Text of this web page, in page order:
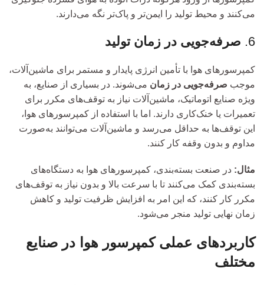
می‌کنند و محیط تولید را ایمن‌تر و پاک‌تر نگه می‌دارند.
6. صرفه‌جویی در زمان تولید
کمپرسورهای هوا با تأمین انرژی پایدار و مستمر برای ماشین‌آلات،
موجب صرفه‌جویی در زمان می‌شوند. در بسیاری از صنایع، به
ویژه صنایع اتوماتیک، ماشین‌آلات نیاز به توقف‌های مکرر برای
تعمیرات یا خنک‌کاری دارند. اما با استفاده از کمپرسورهای هوا،
این توقف‌ها به حداقل می‌رسد و ماشین‌آلات می‌توانند به‌صورت
مداوم و بدون وقفه کار کنند.
مثال: در صنعت بسته‌بندی، کمپرسورهای هوا به دستگاه‌های
بسته‌بندی کمک می‌کنند تا با سرعت بالا و بدون نیاز به توقف‌های
مکرر کار کنند، که این امر به افزایش ظرفیت تولید و کاهش
زمان نهایی تولید منجر می‌شود.
کاربردهای عملی کمپرسور هوا در صنایع
مختلف